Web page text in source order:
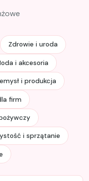
Zdrowie i uroda
i akcesoria
i produkcja
firm
i sprzątanie